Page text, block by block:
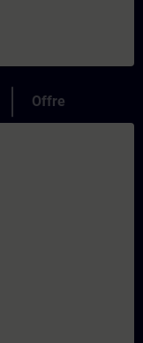
Offre